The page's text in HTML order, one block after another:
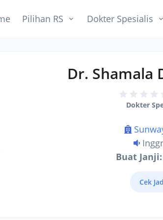
Pilihan RS Dokter Spesialis
Dr. Shamala
Dokter
Buat Janji:
Cek